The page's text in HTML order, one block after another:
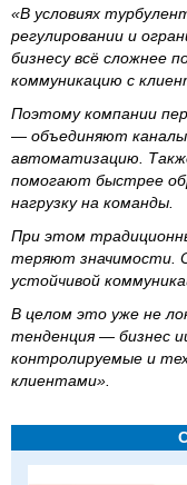
«В условиях
регулировании и
бизнесу всё сложнее
коммуникацию с
Поэтому компании
— объединяют
автоматизацию.
помогают быстрее
нагрузку на команды.
При этом
теряют значимости.
устойчивой
В целом это уже не
тенденция — бизнес
контролируемые и
клиентами».